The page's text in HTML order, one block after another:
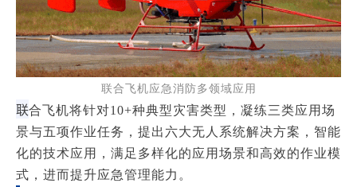
联合飞机应急消防多领域应用
联合飞机将针对10+种典型灾害类型，凝练三类应用场
景与五项作业任务，提出六大无人系统解决方案，智能
化的技术应用，满足多样化的应用场景和高效的作业模
式，进而提升应急管理能力。